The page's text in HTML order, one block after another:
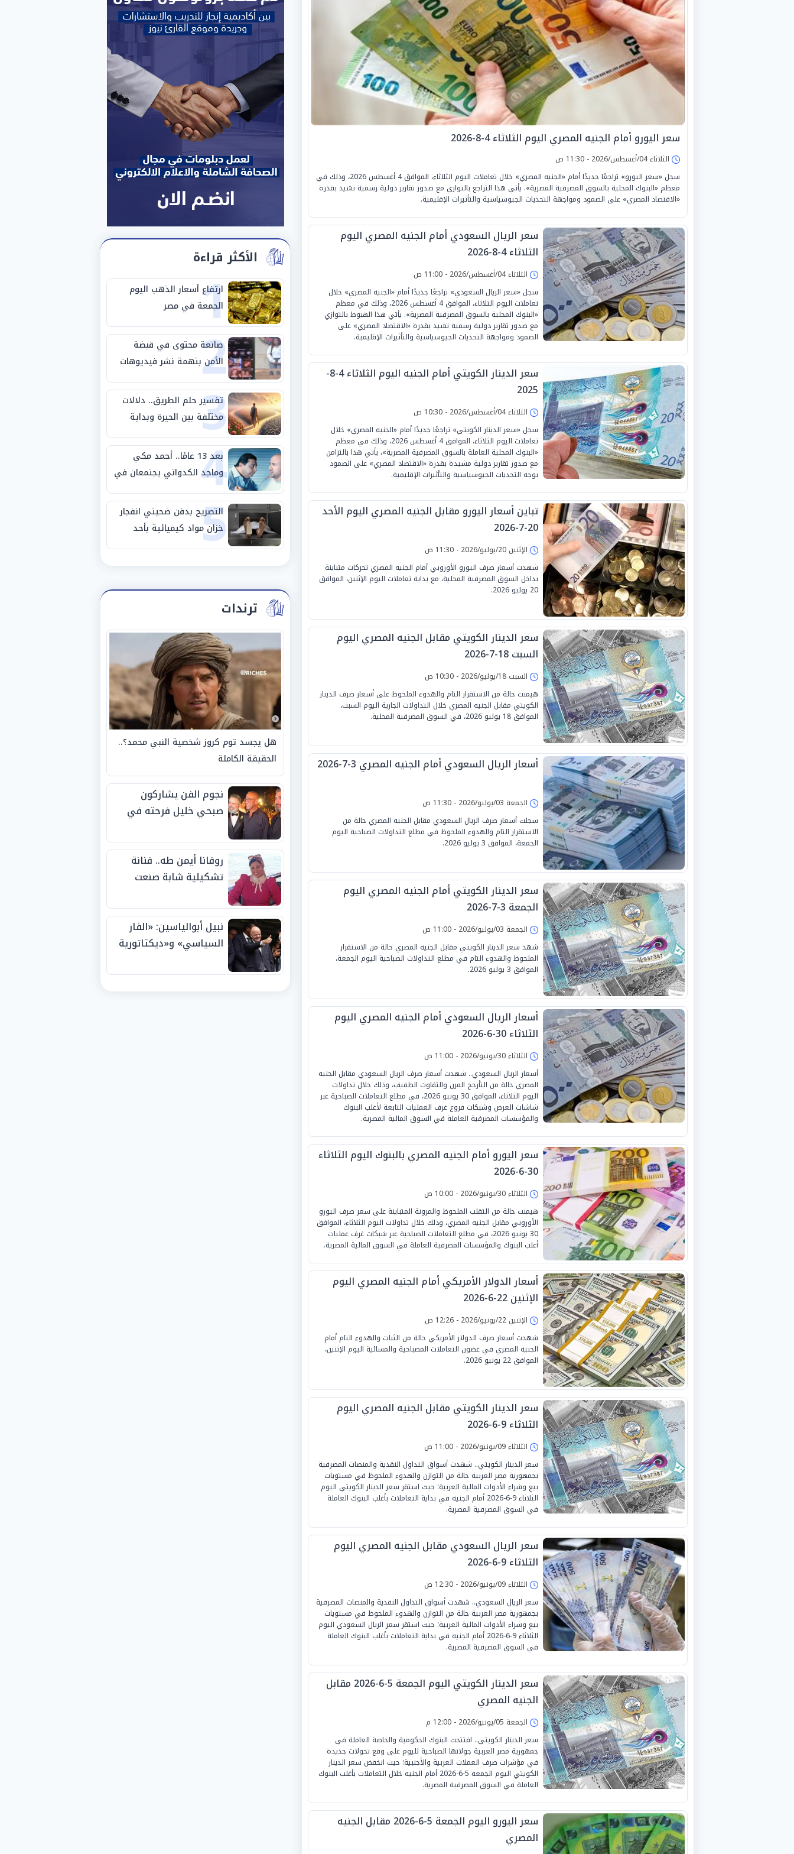
سعر اليورو أمام الجنيه المصري اليوم الثلاثاء 4-8-2026
الثلاثاء 04/أغسطس/2026 - 11:30 ص
سجل «سعر اليورو» تراجعًا جديدًا أمام «الجنيه المصري» خلال تعاملات اليوم الثلاثاء، الموافق 4 أغسطس 2026، وذلك في
معظم «البنوك المحلية بالسوق المصرفية المصرية». يأتي هذا التراجع بالتوازي مع صدور تقارير دولية رسمية تشيد بقدرة
«الاقتصاد المصري» على الصمود ومواجهة التحديات الجيوسياسية والتأثيرات الإقليمية.
سعر الريال السعودي أمام الجنيه المصري اليوم
الثلاثاء 4-8-2026
الثلاثاء 04/أغسطس/2026 - 11:00 ص
سجل «سعر الريال السعودي» تراجعًا جديدًا أمام «الجنيه المصري» خلال
تعاملات اليوم الثلاثاء، الموافق 4 أغسطس 2026، وذلك في معظم
«البنوك المحلية بالسوق المصرفية المصرية». يأتي هذا الهبوط بالتوازي
مع صدور تقارير دولية رسمية تشيد بقدرة «الاقتصاد المصري» على
الصمود ومواجهة التحديات الجيوسياسية والتأثيرات الإقليمية.
سعر الدينار الكويتي أمام الجنيه اليوم الثلاثاء 4-8-
2025
الثلاثاء 04/أغسطس/2026 - 10:30 ص
سجل «سعر الدينار الكويتي» تراجعًا جديدًا أمام «الجنيه المصري» خلال
تعاملات اليوم الثلاثاء، الموافق 4 أغسطس 2026، وذلك في معظم
«البنوك المحلية العاملة بالسوق المصرفية المصرية»، يأتي هذا بالتزامن
مع صدور تقارير دولية مشيدة بقدرة «الاقتصاد المصري» على الصمود
بوجه التحديات الجيوسياسية والتأثيرات الإقليمية.
تباين أسعار اليورو مقابل الجنيه المصري اليوم الأحد
20-7-2026
الإثنين 20/يوليو/2026 - 11:30 ص
شهدت أسعار صرف اليورو الأوروبي أمام الجنيه المصري تحركات متباينة
بداخل السوق المصرفية المحلية، مع بداية تعاملات اليوم الإثنين، الموافق
20 يوليو 2026.
سعر الدينار الكويتي مقابل الجنيه المصري اليوم
السبت 18-7-2026
السبت 18/يوليو/2026 - 10:30 ص
هيمنت حالة من الاستقرار التام والهدوء الملحوظ على أسعار صرف الدينار
الكويتي مقابل الجنيه المصري خلال التداولات الجارية اليوم السبت،
الموافق 18 يوليو 2026، في السوق المصرفية المحلية.
أسعار الريال السعودي أمام الجنيه المصري 3-7-2026
الجمعة 03/يوليو/2026 - 11:30 ص
سجلت أسعار صرف الريال السعودي مقابل الجنيه المصري حالة من
الاستقرار التام والهدوء الملحوظ في مطلع التداولات الصباحية اليوم
الجمعة، الموافق 3 يوليو 2026.
سعر الدينار الكويتي أمام الجنيه المصري اليوم
الجمعة 3-7-2026
الجمعة 03/يوليو/2026 - 11:00 ص
شهد سعر الدينار الكويتي مقابل الجنيه المصري حالة من الاستقرار
الملحوظ والهدوء التام في مطلع التداولات الصباحية اليوم الجمعة،
الموافق 3 يوليو 2026.
أسعار الريال السعودي أمام الجنيه المصري اليوم
الثلاثاء 30-6-2026
الثلاثاء 30/يونيو/2026 - 11:00 ص
أسعار الريال السعودي.. شهدت أسعار صرف الريال السعودي مقابل الجنيه
المصري حالة من التأرجح المرن والتفاوت الطفيف، وذلك خلال تداولات
اليوم الثلاثاء، الموافق 30 يونيو 2026، في مطلع التعاملات الصباحية عبر
شاشات العرض وشبكات فروع غرف العمليات التابعة لأغلب البنوك
والمؤسسات المصرفية العاملة في السوق المالية المصرية.
سعر اليورو أمام الجنيه المصري بالبنوك اليوم الثلاثاء
30-6-2026
الثلاثاء 30/يونيو/2026 - 10:00 ص
هيمنت حالة من التقلب الملحوظ والمرونة المتباينة على سعر صرف اليورو
الأوروبي مقابل الجنيه المصري، وذلك خلال تداولات اليوم الثلاثاء، الموافق
30 يونيو 2026، في مطلع التعاملات الصباحية عبر شبكات غرف عمليات
أغلب البنوك والمؤسسات المصرفية العاملة في السوق المالية المصرية.
أسعار الدولار الأمريكي أمام الجنيه المصري اليوم
الإثنين 22-6-2026
الإثنين 22/يونيو/2026 - 12:26 ص
شهدت أسعار صرف الدولار الأمريكي حالة من الثبات والهدوء التام أمام
الجنيه المصري في غضون التعاملات المصباحية والمسائية اليوم الإثنين،
الموافق 22 يونيو 2026.
سعر الدينار الكويتي مقابل الجنيه المصري اليوم
الثلاثاء 9-6-2026
الثلاثاء 09/يونيو/2026 - 11:00 ص
سعر الدينار الكويتي.. شهدت أسواق التداول النقدية والمنصات المصرفية
بجمهورية مصر العربية حالة من التوازن والهدوء الملحوظ في مستويات
بيع وشراء الأدوات المالية العربية؛ حيث استقر سعر الدينار الكويتي اليوم
الثلاثاء 9-6-2026 أمام الجنيه في بداية التعاملات بأغلب البنوك العاملة
في السوق المصرفية المصرية.
سعر الريال السعودي مقابل الجنيه المصري اليوم
الثلاثاء 9-6-2026
الثلاثاء 09/يونيو/2026 - 12:30 ص
سعر الريال السعودي.. شهدت أسواق التداول النقدية والمنصات المصرفية
بجمهورية مصر العربية حالة من التوازن والهدوء الملحوظ في مستويات
بيع وشراء الأدوات المالية العربية؛ حيث استقر سعر الريال السعودي اليوم
الثلاثاء 9-6-2026 أمام الجنيه في بداية التعاملات بأغلب البنوك العاملة
في السوق المصرفية المصرية.
سعر الدينار الكويتي اليوم الجمعة 5-6-2026 مقابل
الجنيه المصري
الجمعة 05/يونيو/2026 - 12:00 م
سعر الدينار الكويتي.. افتتحت البنوك الحكومية والخاصة العاملة في
جمهورية مصر العربية جولاتها الصباحية لليوم على وقع تحولات جديدة
في مؤشرات صرف العملات العربية والأجنبية؛ حيث انخفض سعر الدينار
الكويتي اليوم الجمعة 5-6-2026 أمام الجنيه خلال التعاملات بأغلب البنوك
العاملة في السوق المصرفية المصرية.
سعر اليورو اليوم الجمعة 5-6-2026 مقابل الجنيه
المصري
الأكثر قراءة
1
ارتفاع أسعار الذهب اليوم
الجمعة في مصر
2
صانعة محتوى في قبضة
الأمن بتهمة نشر فيديوهات
خادشة للحياء
3
تفسير حلم الطريق.. دلالات
مختلفة بين الحيرة وبداية
مرحلة جديدة
4 بعد 13 عامًا.. أحمد مكي
وماجد الكدواني يجتمعان في
«فرصة سعيدة»
5
التصريح بدفن ضحيتي انفجار
خزان مواد كيميائية بأحد
مصانع الفيوم
ترندات
هل يجسد توم كروز شخصية النبي محمد؟..
الحقيقة الكاملة
نجوم الفن يشاركون
صبحي خليل فرحته في
روفانا أيمن طه.. فنانة
تشكيلية شابة صنعت
الجوائز منذ الصغر
نبيل أبوالياسين: «الفار
السياسي» و«ديكتاتورية
الفيفا».. وإقالة